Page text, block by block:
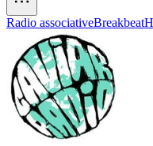
Radio associativeBreakbeat